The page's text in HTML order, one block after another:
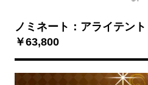
ノミネート：アライテン
￥63,800